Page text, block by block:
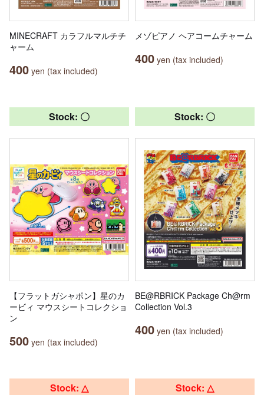
MINECRAFT カラフルマルチチ
ャーム
400 yen (tax included)
メゾピアノ ヘアコームチャーム
400 yen (tax included)
Stock: 〇
【フラットガシャポン】星のカ
ービィ マウスシートコレクショ
ン
500 yen (tax included)
Stock: 〇
BE@RBRICK Package Ch@rm
Collection Vol.3
400 yen (tax included)
Stock: △ Stock: △